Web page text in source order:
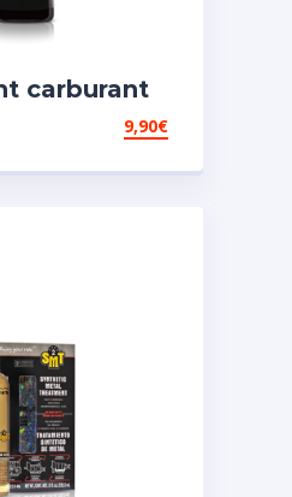
carburant
9,90€